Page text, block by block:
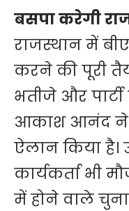
बसपा करेगी
राजस्थान में
करने की पूरी
भतीजे और
आकाश आनंद ने
ऐलान किया है।
कार्यकर्ता भी
में होने वाले